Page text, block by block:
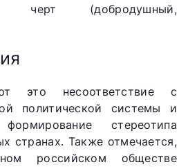
черт (добродушный,
это несоответствие с
политической системы и
стереотипа
странах. Также отмечается,
российском обществе